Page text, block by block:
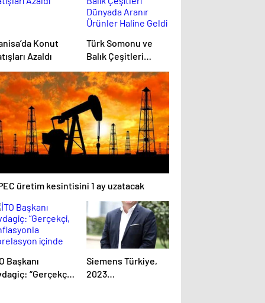
Konut
Azaldı
Türk Somonu ve
Balık Çeşitleri
Ürünler Haline Geldi
üretim kesintisini 1 ay uzatacak
Başkanı
“Gerçekçi,
Siemens Türkiye,
2023